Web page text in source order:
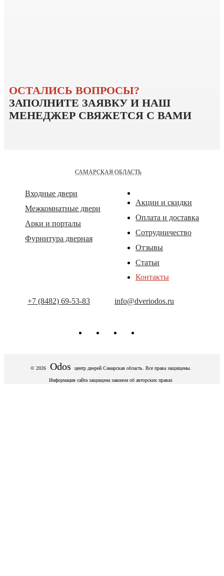
ОСТАЛИСЬ ВОПРОСЫ?
ЗАПОЛНИТЕ ЗАЯВКУ И НАШ
МЕНЕДЖЕР СВЯЖЕТСЯ С ВАМИ
САМАРСКАЯ ОБЛАСТЬ
Входные двери
Межкомнатные двери
Арки и порталы
Фурнитура дверная
Акции и скидки
Оплата и доставка
Сотрудничество
Отзывы
Статьи
Контакты
+7 (8482) 69-53-83 info@dveriodos.ru
© 2026 Odos центр дверей Самарская область. Все права защищены.
Информация сайта защищена законом об авторских правах